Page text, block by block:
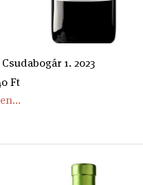
1. 2023
Ft